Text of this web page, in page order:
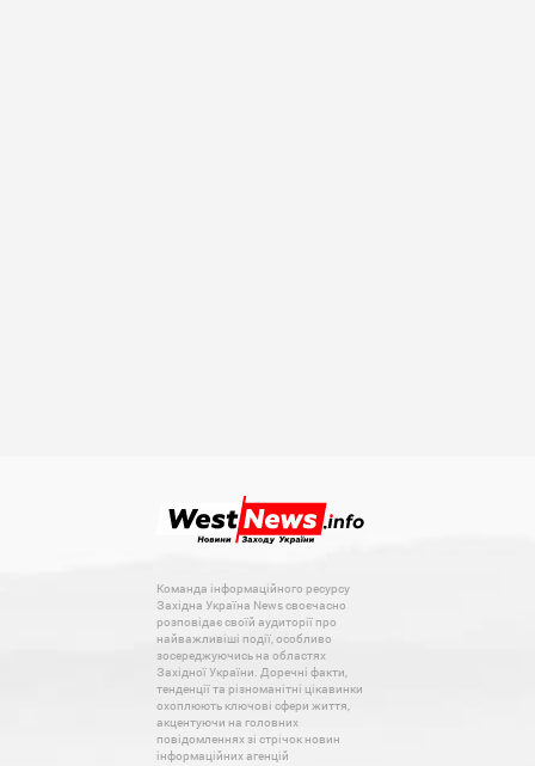
Команда інформаційного ресурсу
Західна Україна News своєчасно
розповідає своїй аудиторії про
найважливіші події, особливо
зосереджуючись на областях
Західної України. Доречні факти,
тенденції та різноманітні цікавинки
охоплюють ключові сфери життя,
акцентуючи на головних
повідомленнях зі стрічок новин
інформаційних агенцій